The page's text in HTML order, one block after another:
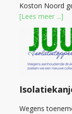
Koston Noord
[Lees meer ...]
Wegens